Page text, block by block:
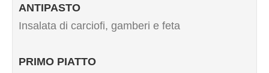
ANTIPASTO
Insalata di carciofi, gamberi e feta
PRIMO PIATTO